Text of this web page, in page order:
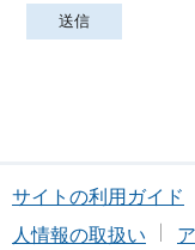
サイトの利用ガイド
人情報の取扱い